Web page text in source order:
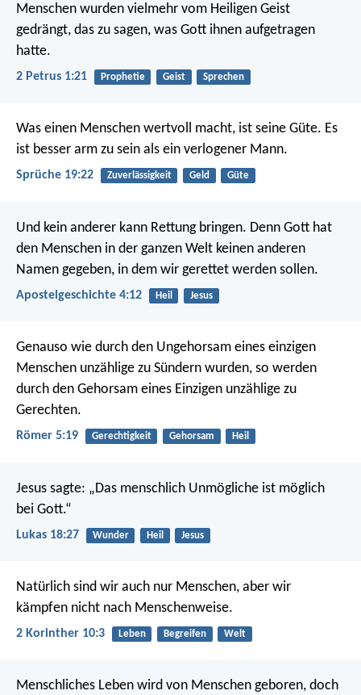
Menschen wurden vielmehr vom Heiligen Geist
gedrängt, das zu sagen, was Gott ihnen aufgetragen
hatte.
2 Petrus 1:21 Prophetie Geist Sprechen
Was einen Menschen wertvoll macht, ist seine Güte. Es
ist besser arm zu sein als ein verlogener Mann.
Sprüche 19:22 Zuverlässigkeit Geld Güte
Und kein anderer kann Rettung bringen. Denn Gott hat
den Menschen in der ganzen Welt keinen anderen
Namen gegeben, in dem wir gerettet werden sollen.
Apostelgeschichte 4:12 Heil Jesus
Genauso wie durch den Ungehorsam eines einzigen
Menschen unzählige zu Sündern wurden, so werden
durch den Gehorsam eines Einzigen unzählige zu
Gerechten.
Römer 5:19 Gerechtigkeit Gehorsam Heil
Jesus sagte: „Das menschlich Unmögliche ist möglich
bei Gott.“
Lukas 18:27 Wunder Heil Jesus
Natürlich sind wir auch nur Menschen, aber wir
kämpfen nicht nach Menschenweise.
2 Korinther 10:3 Leben Begreifen Welt
Menschliches Leben wird von Menschen geboren, doch